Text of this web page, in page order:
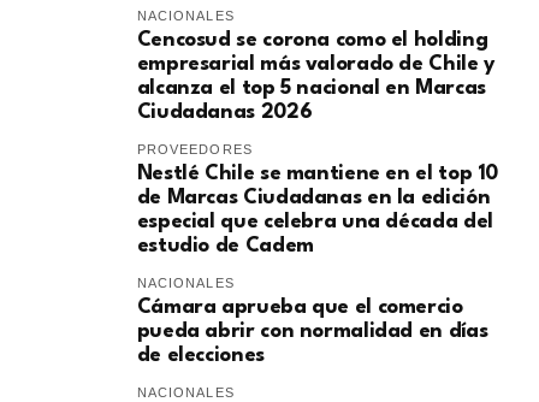
NACIONALES
Cencosud se corona como el holding
empresarial más valorado de Chile y
alcanza el top 5 nacional en Marcas
Ciudadanas 2026
PROVEEDORES
Nestlé Chile se mantiene en el top 10
de Marcas Ciudadanas en la edición
especial que celebra una década del
estudio de Cadem
NACIONALES
Cámara aprueba que el comercio
pueda abrir con normalidad en días
de elecciones
NACIONALES